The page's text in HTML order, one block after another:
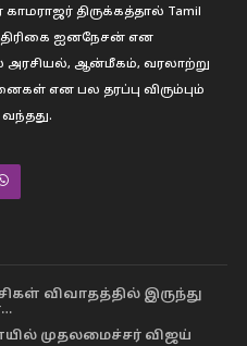
காமராஜர் திருக்கத்தால் Tamil
ஐனநேசன் என
அரசியல், ஆன்மீகம், வரலாற்று
என பல தரப்பு விரும்பும்
விவாதத்தில் இருந்து
முதலமைச்சர் விஜய்